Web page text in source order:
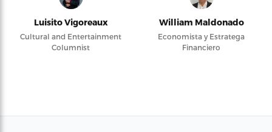
Luisito Vigoreaux
Cultural and Entertainment
Columnist
William Maldonado
Economista y Estratega
Financiero